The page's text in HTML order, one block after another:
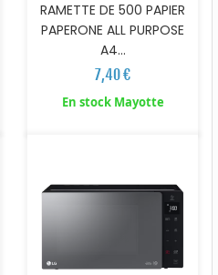
RAMETTE DE 500 PAPIER
PAPERONE ALL PURPOSE
A4...
7,40 €
En stock Mayotte